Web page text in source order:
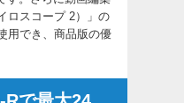
ロスコープ 2）」の
用でき、商品版の優